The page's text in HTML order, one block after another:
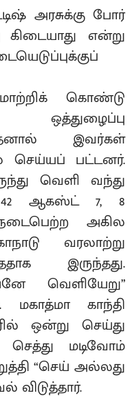
அரசுக்கு போர்
கிடையாது என்று
கொண்டு
ஒத்துழைப்பு
இவர்கள்
செய்யப் பட்டனர்.
வெளி வந்து
ஆகஸ்ட் 7, 8
அகில
வரலாற்று
இருந்தது.
வெளியேறு”
மகாத்மா காந்தி
ஒன்று செய்து
மடிவோம்
“செய் அல்லது
விடுத்தார்.